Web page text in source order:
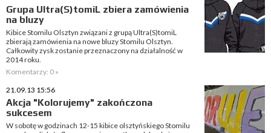
Grupa Ultra(S)tomiL zbiera zamówienia
na bluzy
Kibice Stomilu Olsztyn związani z grupą Ultra(S)tomiL
zbierają zamówienia na nowe bluzy Stomilu Olsztyn.
Całkowity zysk zostanie przeznaczony na działalność w
2014 roku.
Komentarzy: 0 »
21.09.13 15:56
Akcja "Kolorujemy" zakończona
sukcesem
W sobotę w godzinach 12-15 kibice olsztyńskiego Stomilu